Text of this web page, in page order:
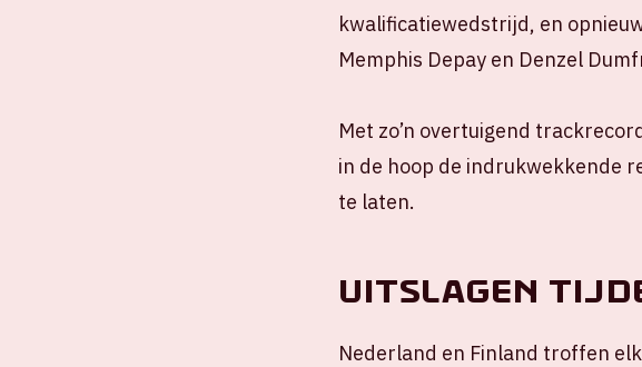
kwalificatiewedstrijd, en
Memphis Depay en Denzel
Met zo’n overtuigend
in de hoop de indrukwekkende
te laten.
Uitslagen
Nederland en Finland troffen